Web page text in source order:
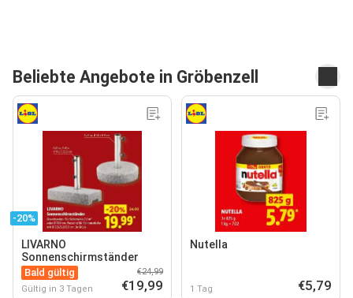
Beliebte Angebote in Gröbenzell
-20%
LIVARNO
Sonnenschirmständer
Bald gültig
Gültig in 3 Tagen
€24,99
€19,99
Nutella
1 Tag €5,79